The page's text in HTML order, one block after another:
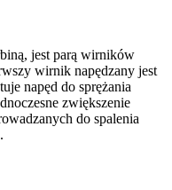
jest parą wirników
wirnik napędzany jest
napęd do sprężania
zwiększenie
do spalenia